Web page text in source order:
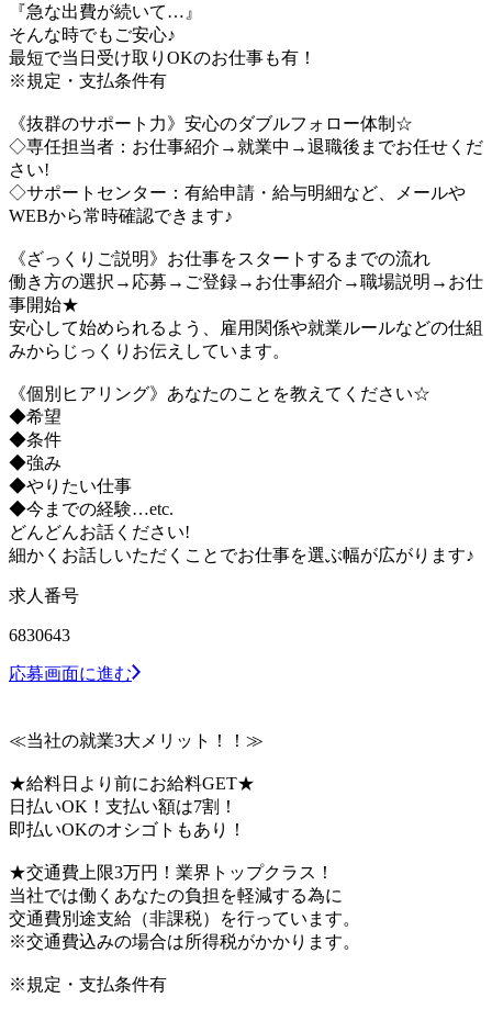
『急な出費が続いて…』
そんな時でもご安心♪
最短で当日受け取りOKのお仕事も有！
※規定・支払条件有
《抜群のサポート力》安心のダブルフォロー体制☆
◇専任担当者：お仕事紹介→就業中→退職後までお任せくだ
さい!
◇サポートセンター：有給申請・給与明細など、メールや
WEBから常時確認できます♪
《ざっくりご説明》お仕事をスタートするまでの流れ
働き方の選択→応募→ご登録→お仕事紹介→職場説明→お仕
事開始★
安心して始められるよう、雇用関係や就業ルールなどの仕組
みからじっくりお伝えしています。
《個別ヒアリング》あなたのことを教えてください☆
◆希望
◆条件
◆強み
◆やりたい仕事
◆今までの経験…etc.
どんどんお話ください!
細かくお話しいただくことでお仕事を選ぶ幅が広がります♪
求人番号
6830643
応募画面に進む
≪当社の就業3大メリット！！≫
★給料日より前にお給料GET★
日払いOK！支払い額は7割！
即払いOKのオシゴトもあり！
★交通費上限3万円！業界トップクラス！
当社では働くあなたの負担を軽減する為に
交通費別途支給（非課税）を行っています。
※交通費込みの場合は所得税がかかります。
※規定・支払条件有